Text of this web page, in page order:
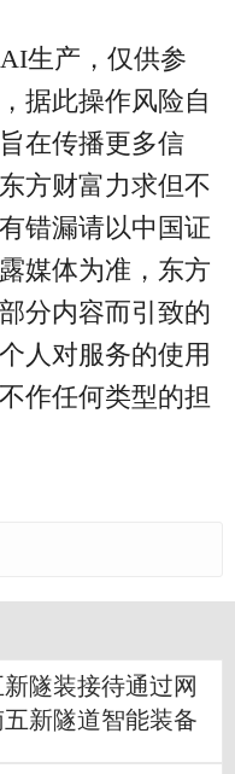
生产，仅供参
据此操作风险自
在传播更多信
方财富力求但不
错漏请以中国证
媒体为准，东方
分内容而引致的
人对服务的使用
作任何类型的担
新隧装接待通过网
新隧道智能装备